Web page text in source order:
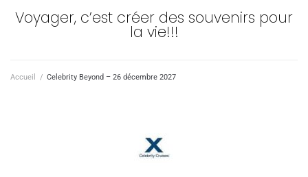
Voyager, c’est créer des souvenirs pour
la vie!!!
Accueil / Celebrity Beyond – 26 décembre 2027